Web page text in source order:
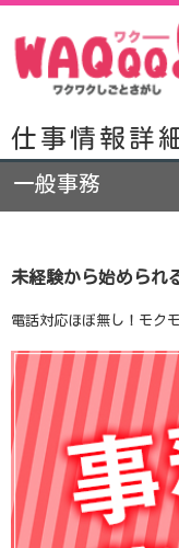
仕事情報詳
一般事務
未経験から始められ
電話対応ほぼ無し！モク